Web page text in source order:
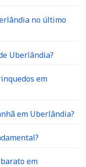
no último
Uberlândia?
em
em Uberlândia?
em